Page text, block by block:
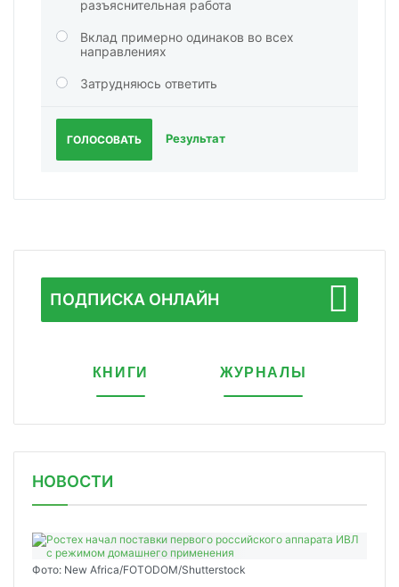
разъяснительная работа
Вклад примерно одинаков во всех
направлениях
Затрудняюсь ответить
ГОЛОСОВАТЬ Результат
ПОДПИСКА ОНЛАЙН
КНИГИ ЖУРНАЛЫ
НОВОСТИ
Фото: New Africa/FOTODOM/Shutterstock